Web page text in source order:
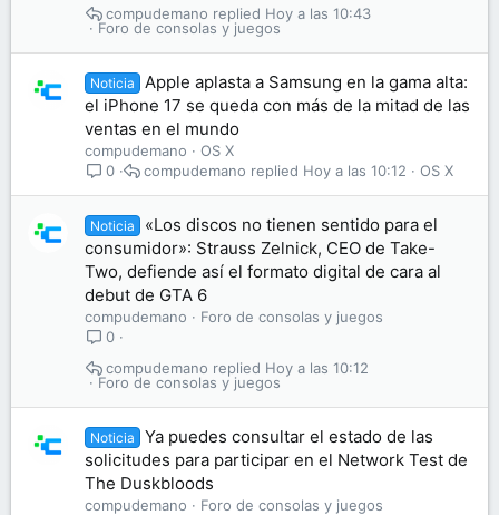
Foro de consolas y juegos
Hoy a las 10:43
compudemano
Noticia
Apple aplasta a Samsung en la gama alta:
el iPhone 17 se queda con más de la mitad de las
ventas en el mundo
compudemano
OS X
0
OS X
Hoy a las 10:12
compudemano
Noticia
«Los discos no tienen sentido para el
consumidor»: Strauss Zelnick, CEO de Take-
Two, defiende así el formato digital de cara al
debut de GTA 6
compudemano
Foro de consolas y juegos
0
Foro de consolas y juegos
Hoy a las 10:12
compudemano
Noticia
Ya puedes consultar el estado de las
solicitudes para participar en el Network Test de
The Duskbloods
compudemano
Foro de consolas y juegos